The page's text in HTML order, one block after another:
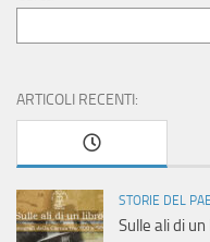
ARTICOLI RECENTI:
STORIE DEL
Sulle ali di